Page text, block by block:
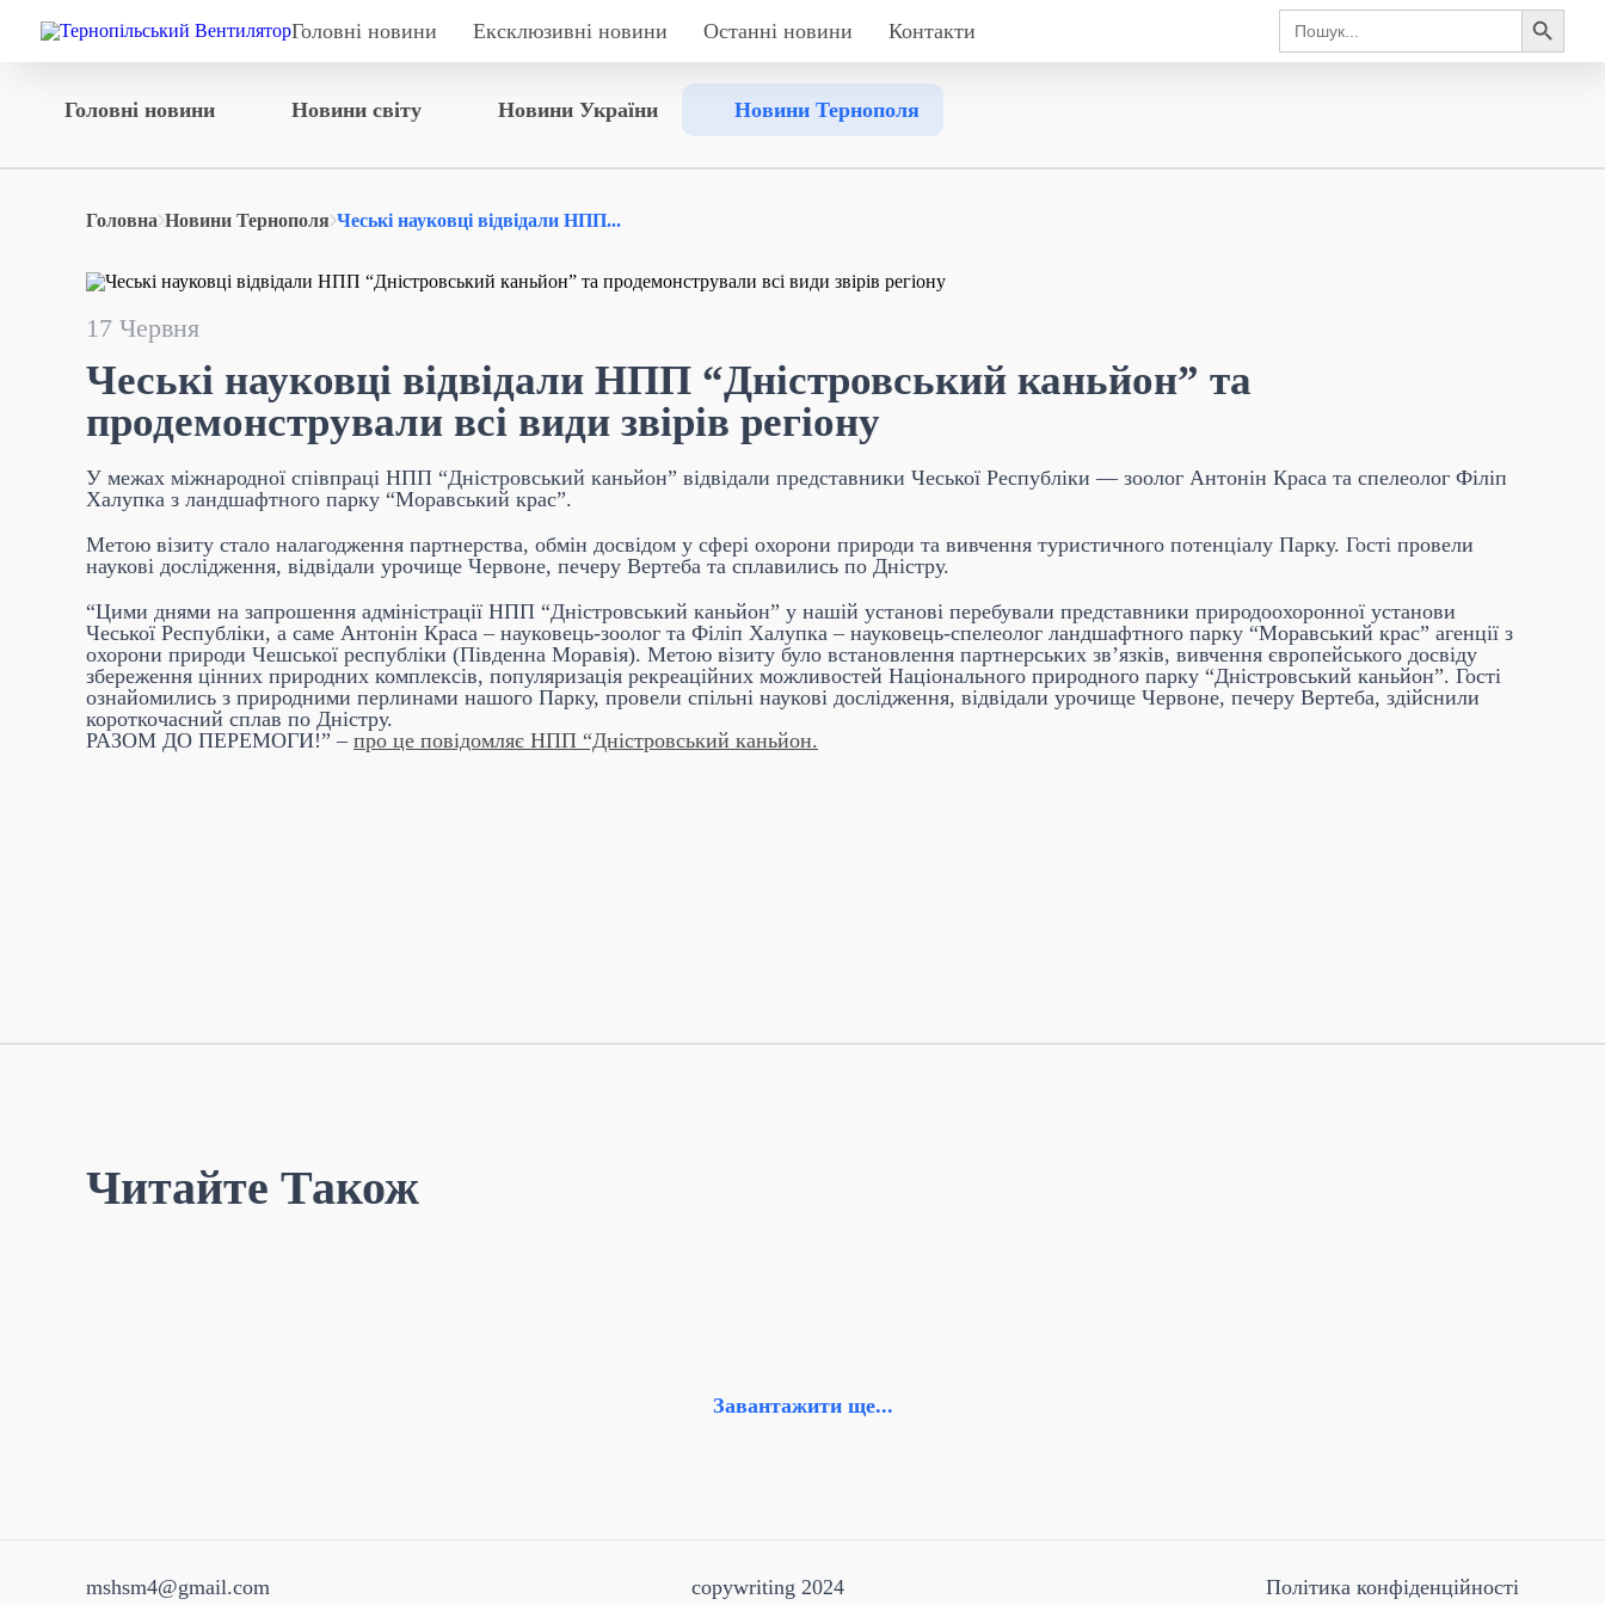
Головні новини Ексклюзивні новини Останні новини Контакти
Search
for:
Search Button
Головні новини Новини світу Новини України Новини Тернополя
Головна Новини Тернополя Чеські науковці відвідали НПП...
17 Червня
Чеські науковці відвідали НПП “Дністровський каньйон” та
продемонстрували всі види звірів регіону
У межах міжнародної співпраці НПП “Дністровський каньйон” відвідали представники Чеської Республіки — зоолог Антонін Краса та спелеолог Філіп
Халупка з ландшафтного парку “Моравський крас”.
Метою візиту стало налагодження партнерства, обмін досвідом у сфері охорони природи та вивчення туристичного потенціалу Парку. Гості провели
наукові дослідження, відвідали урочище Червоне, печеру Вертеба та сплавились по Дністру.
“Цими днями на запрошення адміністрації НПП “Дністровський каньйон” у нашій установі перебували представники природоохоронної установи
Чеської Республіки, а саме Антонін Краса – науковець-зоолог та Філіп Халупка – науковець-спелеолог ландшафтного парку “Моравський крас” агенції з
охорони природи Чешської республіки (Південна Моравія). Метою візиту було встановлення партнерських зв’язків, вивчення європейського досвіду
збереження цінних природних комплексів, популяризація рекреаційних можливостей Національного природного парку “Дністровський каньйон”. Гості
ознайомились з природними перлинами нашого Парку, провели спільні наукові дослідження, відвідали урочище Червоне, печеру Вертеба, здійснили
короткочасний сплав по Дністру.
РАЗОМ ДО ПЕРЕМОГИ!” – про це повідомляє НПП “Дністровський каньйон.
Читайте Також
Завантажити ще...
mshsm4@gmail.com copywriting 2024 Політика конфіденційності